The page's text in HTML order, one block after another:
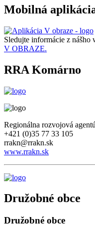
Mobilná
Sledujte informácie z nášho
V OBRAZE.
RRA Komárno
Regionálna rozvojová
+421 (0)35 77 33 105
rrakn@rrakn.sk
www.rrakn.sk
Družobné obce
Družobné obce